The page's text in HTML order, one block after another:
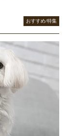
おすすめ/特集